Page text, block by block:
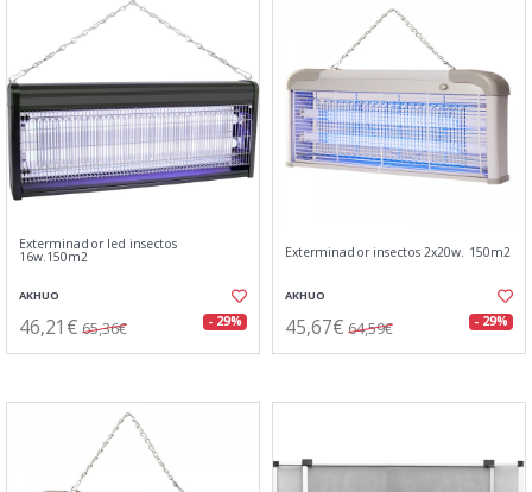
Exterminador led insectos
16w.150m2
AKHUO
46,21€ 65,36€ - 29%
Exterminador insectos 2x20w. 150m2
AKHUO
45,67€ 64,59€ - 29%